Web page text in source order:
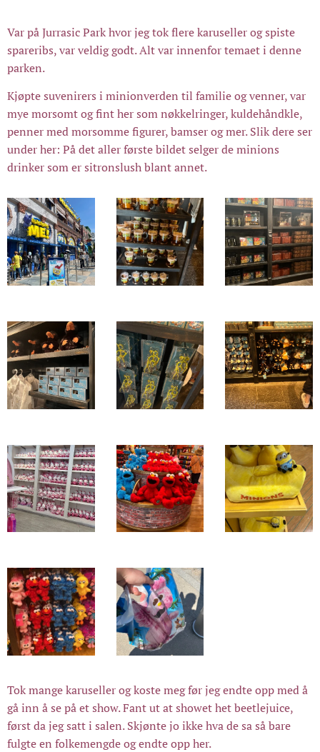
Var på Jurrasic Park hvor jeg tok flere karuseller og spiste
spareribs, var veldig godt. Alt var innenfor temaet i denne
parken.
Kjøpte suvenirers i minionverden til familie og venner, var
mye morsomt og fint her som nøkkelringer, kuldehåndkle,
penner med morsomme figurer, bamser og mer. Slik dere ser
under her: På det aller første bildet selger de minions
drinker som er sitronslush blant annet.
Tok mange karuseller og koste meg før jeg endte opp med å
gå inn å se på et show. Fant ut at showet het beetlejuice,
først da jeg satt i salen. Skjønte jo ikke hva de sa så bare
fulgte en folkemengde og endte opp her.